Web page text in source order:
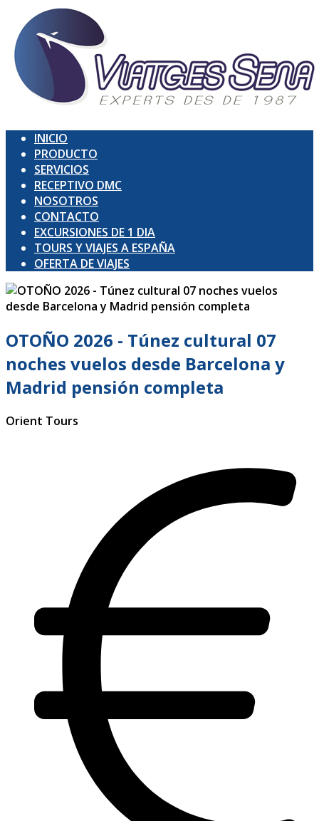
INICIO
PRODUCTO
SERVICIOS
RECEPTIVO DMC
NOSOTROS
CONTACTO
EXCURSIONES DE 1 DIA
TOURS Y VIAJES A ESPAÑA
OFERTA DE VIAJES
OTOÑO 2026 - Túnez cultural 07
noches vuelos desde Barcelona y
Madrid pensión completa
Orient Tours